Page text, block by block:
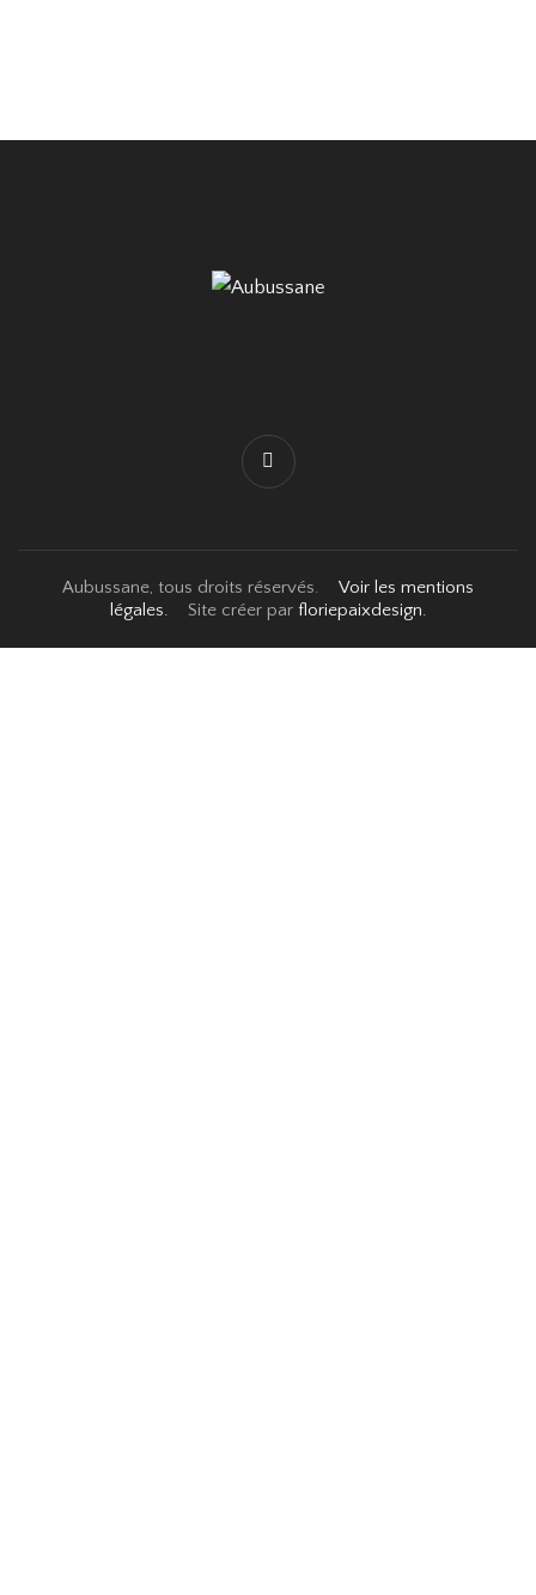
Aubussane, tous droits réservés. Voir les mentions
légales. Site créer par floriepaixdesign.